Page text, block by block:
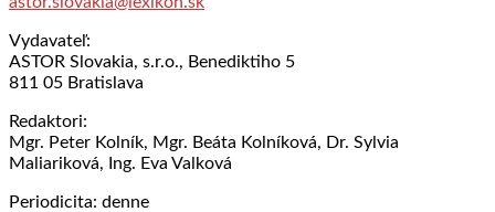
Vydavateľ:
ASTOR Slovakia, s.r.o., Benediktiho 5
811 05 Bratislava
Redaktori:
Mgr. Peter Kolník, Mgr. Beáta Kolníková, Dr. Sylvia
Maliariková, Ing. Eva Valková
Periodicita: denne